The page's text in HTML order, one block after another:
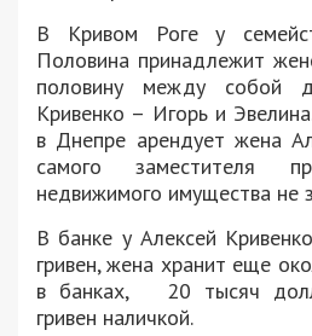
В Кривом Роге у
Половина принадлежит
половину между собой
Кривенко – Игорь и
в Днепре арендует жена
самого заместителя
недвижимого имущества не
В банке у Алексей
гривен, жена хранит еще
в банках, 20 тысяч
гривен наличкой.